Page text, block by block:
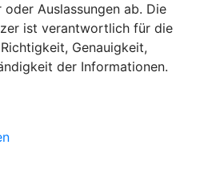
Auslassungen ab. Die
ist verantwortlich für die
Genauigkeit,
der Informationen.